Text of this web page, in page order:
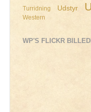
Turridning Udstyr
Western
WP'S FLICKR